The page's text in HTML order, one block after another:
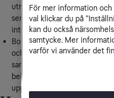
uträttar bankärenden från
serier kommer klara sig bra
internet hemma.
Bor du istället i ett hushåll
och samtidigt streamar film
samt har många
behöva ett snabbare
uppkopplingen.
För mer information
val klickar du på
kan du också
samtycke. Mer
varför vi använder det